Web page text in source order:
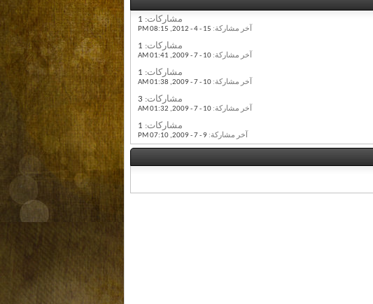
مشاركات:
آخر مشاركة: 08:15 PM
مشاركات:
آخر مشاركة: 01:41 AM
مشاركات:
آخر مشاركة: 01:38 AM
مشاركات:
آخر مشاركة: 01:32 AM
مشاركات:
آخر مشاركة: 07:10 PM